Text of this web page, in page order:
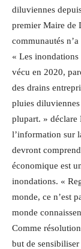
diluviennes
premier Maire de
communautés
« Les inondations
vécu en 2020,
des drains
pluies diluviennes
plupart. » déclare
l’information sur
devront
économique est
inondations. «
monde, ce n’est
monde
Comme
but de